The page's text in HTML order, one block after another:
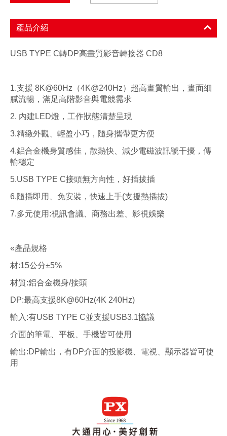
產品介紹
USB TYPE C轉DP高畫質影音轉接器 CD8
1.支援 8K@60Hz（4K@240Hz）超高畫質輸出，畫面細
膩流暢，滿足高階影音與電競需求
2. 內建LED燈，工作狀態清楚呈現
3.精緻外觀、輕盈小巧，隨身攜帶更方便
4.鋁合金機身質感佳，散熱快、減少電磁波訊號干擾，傳
輸穩定
5.USB TYPE C接頭無方向性，好插拔插
6.隨插即用、免安裝，快速上手(支援熱插拔)
7.多元使用:視訊會議、商務出差、影視娛樂
«產品規格
材:15公分±5%
材質:鋁合金機身/接頭
DP:最高支援8K@60Hz(4K 240Hz)
輸入:有USB TYPE C並支援USB3.1協議
介面的筆電、平板、手機皆可使用
輸出:DP輸出，有DP介面的投影機、電視、顯示器皆可使
用